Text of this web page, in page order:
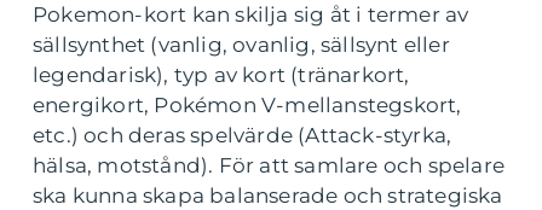
Pokemon-kort kan skilja sig åt i termer av
sällsynthet (vanlig, ovanlig, sällsynt eller
legendarisk), typ av kort (tränarkort,
energikort, Pokémon V-mellanstegskort,
etc.) och deras spelvärde (Attack-styrka,
hälsa, motstånd). För att samlare och spelare
ska kunna skapa balanserade och strategiska